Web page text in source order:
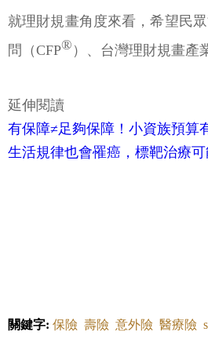
就理財規畫角度來看，希望民
問（CFP® ）、台灣理財規畫產
延伸閱讀
有保障≠足夠保障！小資族預算
生活規律也會罹癌，標靶治療
關鍵字: 保險 壽險 意外險 醫療險